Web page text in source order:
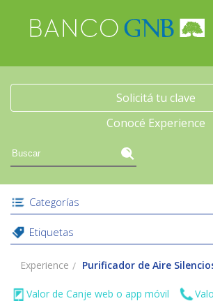
Beneficios
Experience
Acceso
Solicitá tu clave
Conocé Experience
Categorías
Etiquetas
Experience Purificador de Aire
Valor de Canje web o app móvil